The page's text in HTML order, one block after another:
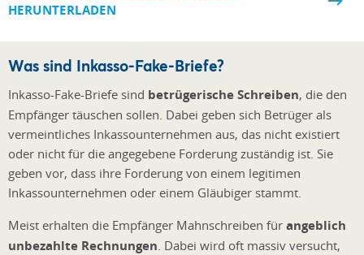
HERUNTERLADEN
Was sind Inkasso-Fake-Briefe?
Inkasso-Fake-Briefe sind betrügerische Schreiben, die den
Empfänger täuschen sollen. Dabei geben sich Betrüger als
vermeintliches Inkassounternehmen aus, das nicht existiert
oder nicht für die angegebene Forderung zuständig ist. Sie
geben vor, dass ihre Forderung von einem legitimen
Inkassounternehmen oder einem Gläubiger stammt.
Meist erhalten die Empfänger Mahnschreiben für angeblich
unbezahlte Rechnungen . Dabei wird oft massiv versucht,